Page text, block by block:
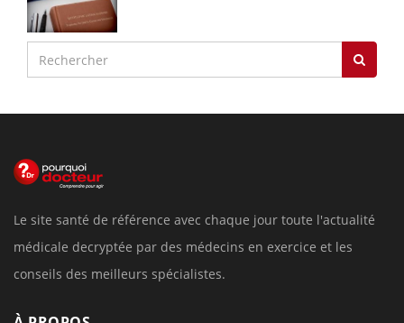
Le site santé de référence avec chaque jour toute l'actualité
médicale decryptée par des médecins en exercice et les
conseils des meilleurs spécialistes.